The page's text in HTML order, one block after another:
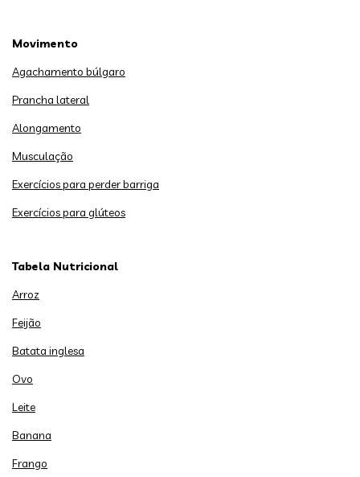
Movimento
Agachamento búlgaro
Prancha lateral
Alongamento
Musculação
Exercícios para perder barriga
Exercícios para glúteos
Tabela Nutricional
Arroz
Feijão
Batata inglesa
Ovo
Leite
Banana
Frango